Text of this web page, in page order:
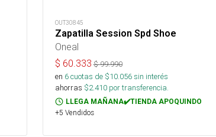
OUT30845
Zapatilla Session Spd Shoe
Oneal
$ 60.333 $99.990
en 6cuotas de $10.056sin interés
ahorras $2.410por transferencia.
LLEGA MAÑANA✔️TIENDA APOQUINDO
+5 Vendidos